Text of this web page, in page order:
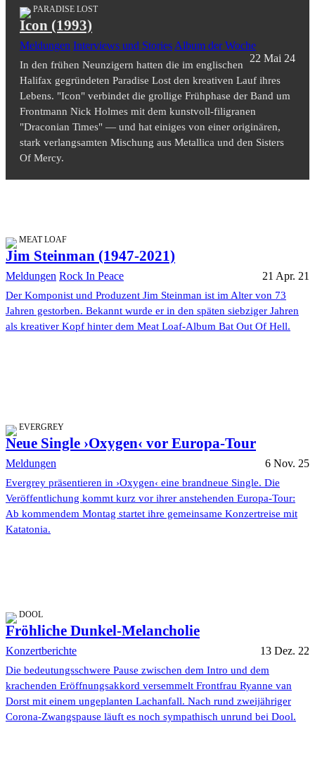
PARADISE LOST
Icon (1993)
Meldungen Interviews und Stories Album der Woche
22 Mai 24
In den frühen Neunzigern hatten die im englischen
Halifax gegründeten Paradise Lost den kreativen Lauf ihres
Lebens. "Icon" verbindet die grollige Frühphase der Band um
Frontmann Nick Holmes mit dem kunstvoll-filigranen
"Draconian Times" — und hat einiges von einer originären,
stark verlangsamten Mischung aus Metallica und den Sisters
Of Mercy.
MEAT LOAF
Jim Steinman (1947-2021)
Meldungen Rock In Peace 21 Apr. 21
Der Komponist und Produzent Jim Steinman ist im Alter von 73
Jahren gestorben. Bekannt wurde er in den späten siebziger Jahren
als kreativer Kopf hinter dem Meat Loaf-Album Bat Out Of Hell.
EVERGREY
Neue Single ›Oxygen‹ vor Europa-Tour
Meldungen 6 Nov. 25
Evergrey präsentieren in ›Oxygen‹ eine brandneue Single. Die
Veröffentlichung kommt kurz vor ihrer anstehenden Europa-Tour:
Ab kommendem Montag startet ihre gemeinsame Konzertreise mit
Katatonia.
DOOL
Fröhliche Dunkel-Melancholie
Konzertberichte 13 Dez. 22
Die bedeutungsschwere Pause zwischen dem Intro und dem
krachenden Eröffnungsakkord versemmelt Frontfrau Ryanne van
Dorst mit einem ungeplanten Lachanfall. Nach rund zweijähriger
Corona-Zwangspause läuft es noch sympathisch unrund bei Dool.